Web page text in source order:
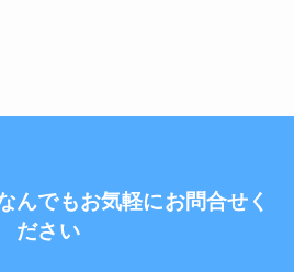
んでもお気軽にお問合せく
ださい